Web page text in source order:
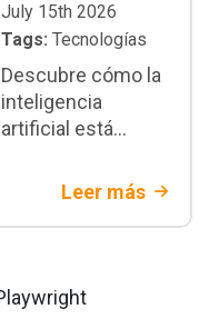
July 15th 2026
Tags: Tecnologías
Descubre cómo la
inteligencia
artificial está
automatización de
Playwright:
tests,
mantenimiento y
Leer más